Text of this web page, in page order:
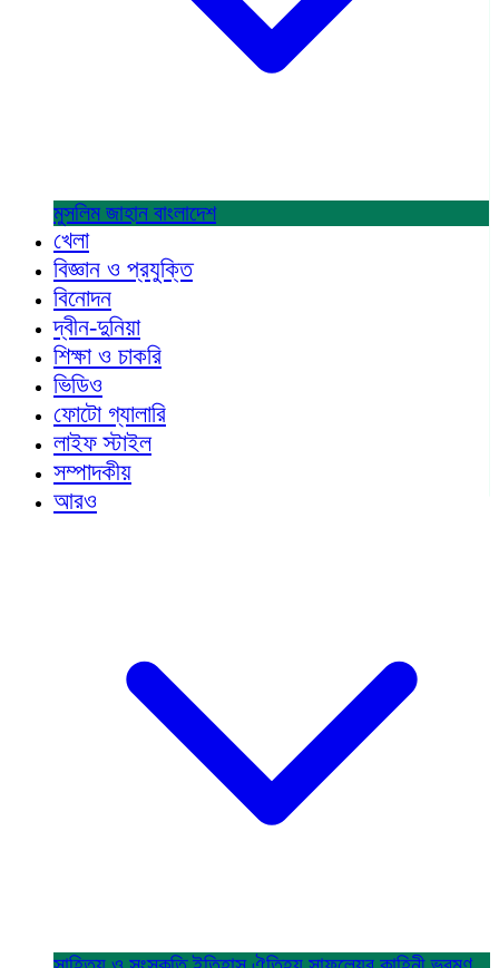
মুসলিম জাহান বাংলাদেশ
খেলা
বিজ্ঞান ও প্রযুক্তি
বিনোদন
দ্বীন-দুনিয়া
শিক্ষা ও চাকরি
ভিডিও
ফোটো গ্যালারি
লাইফ স্টাইল
সম্পাদকীয়
আরও